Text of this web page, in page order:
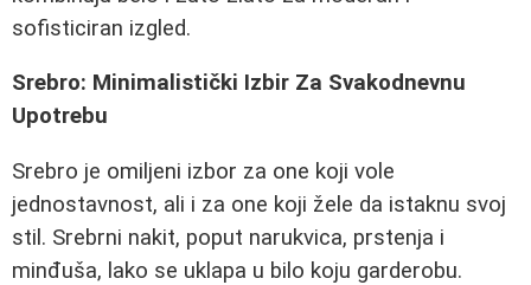
sofisticiran izgled.
Srebro: Minimalistički Izbir Za Svakodnevnu
Upotrebu
Srebro je omiljeni izbor za one koji vole
jednostavnost, ali i za one koji žele da istaknu svoj
stil. Srebrni nakit, poput narukvica, prstenja i
minđuša, lako se uklapa u bilo koju garderobu.